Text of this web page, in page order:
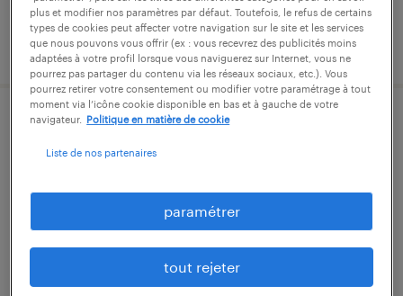
publié le 21 mai 2026
aide soignant (f/h)
intérim
12,02 € par heure
plus et modifier nos paramètres par défaut. Toutefois, le refus de certains
types de cookies peut affecter votre navigation sur le site et les services
que nous pouvons vous offrir (ex : vous recevrez des publicités moins
adaptées à votre profil lorsque vous naviguerez sur Internet, vous ne
pourrez pas partager du contenu via les réseaux sociaux, etc.). Vous
pourrez retirer votre consentement ou modifier votre paramétrage à tout
moment via l’icône cookie disponible en bas et à gauche de votre
navigateur.
Politique en matière de cookie
Liste de nos partenaires
paramétrer
tout rejeter